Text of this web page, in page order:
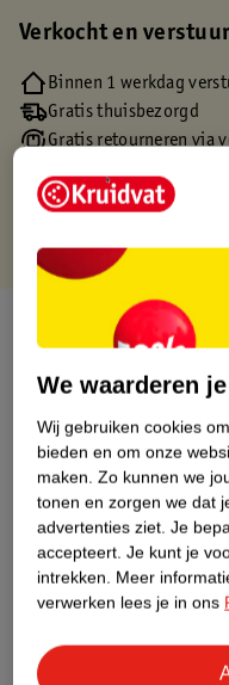
Verkocht en
Binnen 1 werkdag
Gratis thuisbezorgd
Gratis retourneren via
Over dit product
Productinformatie
Nature Impact Score
Dit
We waarderen
Wij gebruiken cookies
bieden en om onze
maken. Zo kunnen we
tonen en zorgen we dat
advertenties ziet. Je
accepteert. Je kunt je
intrekken. Meer
verwerken lees je in ons